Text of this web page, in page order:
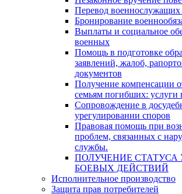
Перевод военнослужащих
Бронирование
Выплаты и социальное
военных
Помощь в подготовке
заявлений, жалоб,
документов
Получение компенсации
семьям погибших: услуги
Сопровождение в
урегулировании споров
Правовая помощь при
проблем, связанных с
службы.
ПОЛУЧЕНИЕ СТАТУСА
БОЕВЫХ ДЕЙСТВИЙ
Исполнительное производство
Защита прав потребителей